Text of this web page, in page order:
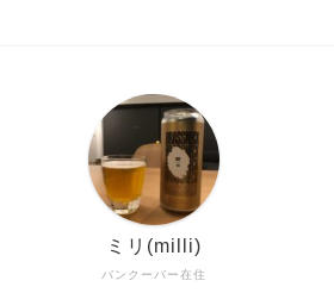
バンクーバー在住
ミリ(milli)